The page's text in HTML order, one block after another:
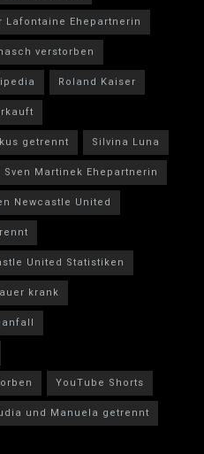
Lafontaine Ehepartnerin
verstorben
Roland Kaiser
getrennt
Silvina Luna
Sven Martinek Ehepartnerin
Newcastle United
United Statistiken
krank
YouTube Shorts
und Manuela getrennt